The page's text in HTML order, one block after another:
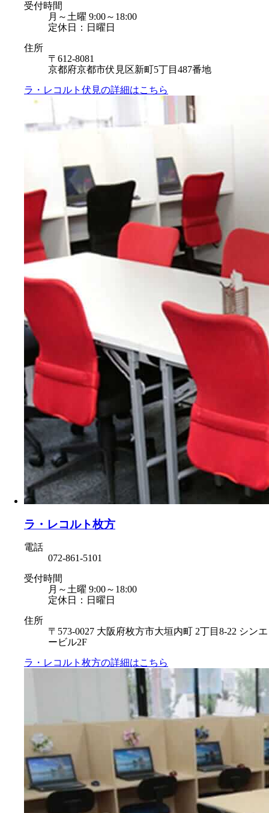
受付時間
月～土曜 9:00～18:00
定休日：日曜日
住所
〒612-8081
京都府京都市伏見区新町5丁目487番地
ラ・レコルト伏見の詳細はこちら
ラ・レコルト枚方
電話
072-861-5101
受付時間
月～土曜 9:00～18:00
定休日：日曜日
住所
〒573-0027 大阪府枚方市大垣内町 2丁目8-22 シンエ
ービル2F
ラ・レコルト枚方の詳細はこちら